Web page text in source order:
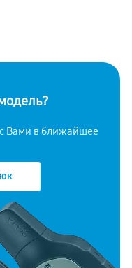
с Вами в ближайшее